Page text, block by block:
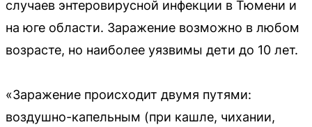
случаев энтеровирусной инфекции в Тюмени и
на юге области. Заражение возможно в любом
возрасте, но наиболее уязвимы дети до 10 лет.
«Заражение происходит двумя путями:
воздушно-капельным (при кашле, чихании,